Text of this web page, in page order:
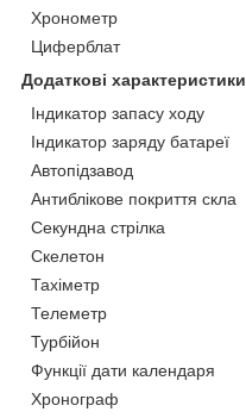
Хронометр
Циферблат
Додаткові характеристики
Індикатор запасу ходу
Індикатор заряду батареї
Автопідзавод
Антиблікове покриття скла
Секундна стрілка
Скелетон
Тахіметр
Телеметр
Турбійон
Функції дати календаря
Хронограф